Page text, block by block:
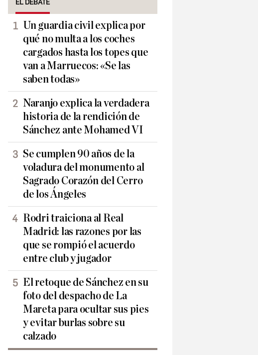
EL DEBATE
Un guardia civil explica por
qué no multa a los coches
cargados hasta los topes que
van a Marruecos: «Se las
saben todas»
Naranjo explica la verdadera
historia de la rendición de
Sánchez ante Mohamed VI
Se cumplen 90 años de la
voladura del monumento al
Sagrado Corazón del Cerro
de los Ángeles
Rodri traiciona al Real
Madrid: las razones por las
que se rompió el acuerdo
entre club y jugador
El retoque de Sánchez en su
foto del despacho de La
Mareta para ocultar sus pies
y evitar burlas sobre su
calzado